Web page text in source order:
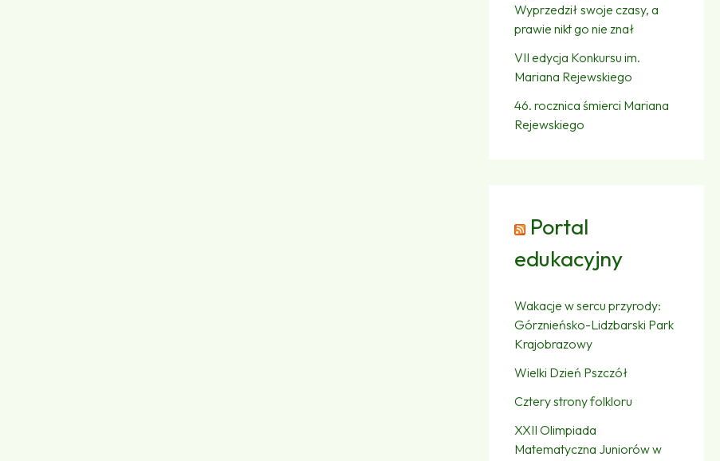
Wyprzedził swoje czasy, a
prawie nikt go nie znał
VII edycja Konkursu im.
Mariana Rejewskiego
46. rocznica śmierci Mariana
Rejewskiego
Portal
edukacyjny
Wakacje w sercu przyrody:
Górznieńsko-Lidzbarski Park
Krajobrazowy
Wielki Dzień Pszczół
Cztery strony folkloru
XXII Olimpiada
Matematyczna Juniorów w